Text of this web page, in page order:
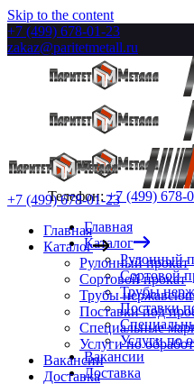
Skip to the content
+7 (499) 678-01-23
zakaz@paritetmetall.ru
Телефон:+7 (499) 678-
Главная
Каталог
Рулонный
Сортовой
Трубы
Поставки
Услуги по
Вакансии
Доставка
+7 (499) 678-01-23
Главная
Каталог
Рулонный прокат
Сортовой прокат
Трубы
Поставки под
Специальные
Услуги по
Вакансии
Доставка